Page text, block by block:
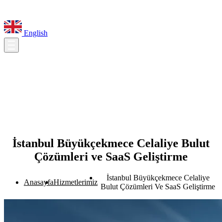
English
İstanbul Büyükçekmece Celaliye Bulut
Çözümleri ve SaaS Geliştirme
AnasayfaHizmetlerimiz
İstanbul Büyükçekmece Celaliye
Bulut Çözümleri Ve SaaS Geliştirme